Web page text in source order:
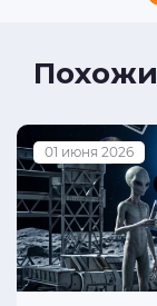
01 июня 2026